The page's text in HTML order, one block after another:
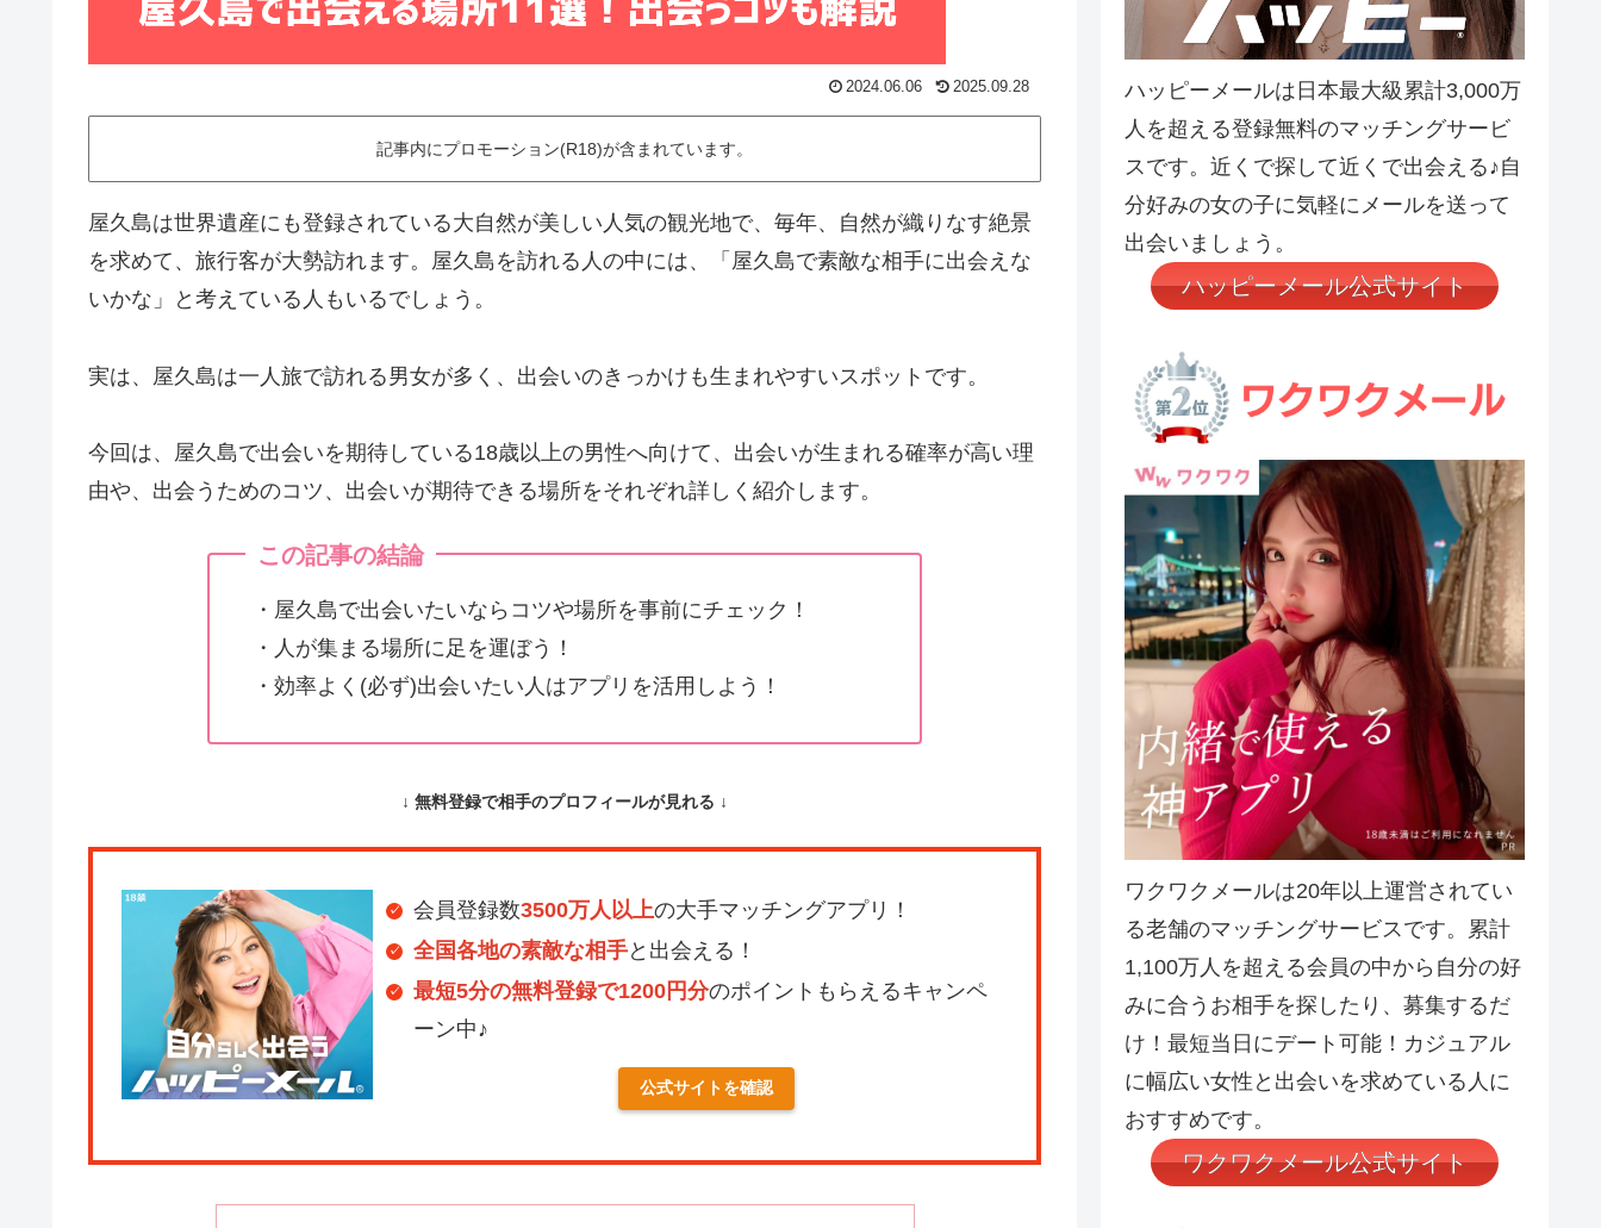
2024.06.06 2025.09.28
記事内にプロモーション(R18)が含まれています。
屋久島は世界遺産にも登録されている大自然が美しい人気の観光地で、毎年、自然が織りなす絶景
を求めて、旅行客が大勢訪れます。屋久島を訪れる人の中には、「屋久島で素敵な相手に出会えな
いかな」と考えている人もいるでしょう。
実は、屋久島は一人旅で訪れる男女が多く、出会いのきっかけも生まれやすいスポットです。
今回は、屋久島で出会いを期待している18歳以上の男性へ向けて、出会いが生まれる確率が高い理
由や、出会うためのコツ、出会いが期待できる場所をそれぞれ詳しく紹介します。
この記事の結論
・屋久島で出会いたいならコツや場所を事前にチェック！
・人が集まる場所に足を運ぼう！
・効率よく(必ず)出会いたい人はアプリを活用しよう！
↓ 無料登録で相手のプロフィールが見れる ↓
会員登録数3500万人以上の大手マッチングアプリ！
全国各地の素敵な相手と出会える！
最短5分の無料登録で1200円分のポイントもらえるキャンペ
ーン中♪
公式サイトを確認
ハッピーメールは日本最大級累計3,000万
人を超える登録無料のマッチングサービ
スです。近くで探して近くで出会える♪自
分好みの女の子に気軽にメールを送って
出会いましょう。
ハッピーメール公式サイト
ワクワクメールは20年以上運営されてい
る老舗のマッチングサービスです。累計
1,100万人を超える会員の中から自分の好
みに合うお相手を探したり、募集するだ
け！最短当日にデート可能！カジュアル
に幅広い女性と出会いを求めている人に
おすすめです。
ワクワクメール公式サイト